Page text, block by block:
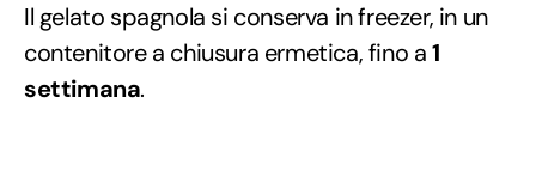
Il gelato spagnola si conserva in freezer, in un
contenitore a chiusura ermetica, fino a1
settimana.